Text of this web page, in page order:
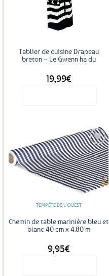
Tablier de cuisine Drapeau
breton – Le Gwenn ha du
19,99€
Ajouter
aux
favoris
TEMPÊTE DE L'OUEST
Chemin de table marinière bleu et
blanc 40 cm x 4.80 m
9,95€